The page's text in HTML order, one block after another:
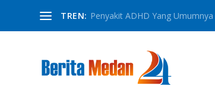
TREN: Penyakit ADHD Yang